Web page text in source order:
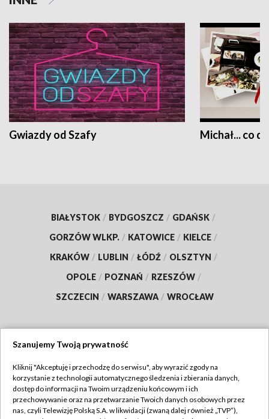
Gwiazdy od Szafy Michał... co
BIAŁYSTOK / BYDGOSZCZ / GDAŃSK /
GORZÓW WLKP. / KATOWICE / KIELCE /
KRAKÓW / LUBLIN / ŁÓDŹ / OLSZTYN /
OPOLE / POZNAŃ / RZESZÓW /
SZCZECIN / WARSZAWA / WROCŁAW
TVP
Abonament TVP
Regulamin TVP
Szanujemy Twoją prywatność
Kliknij "Akceptuję i przechodzę do serwisu", aby wyrazić zgody na
korzystanie z technologii automatycznego śledzenia i zbierania danych,
dostęp do informacji na Twoim urządzeniu końcowym i ich
przechowywanie oraz na przetwarzanie Twoich danych osobowych przez
nas, czyli Telewizję Polską S.A. w likwidacji (zwaną dalej również „TVP”),